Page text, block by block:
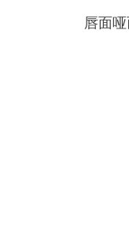
唇面